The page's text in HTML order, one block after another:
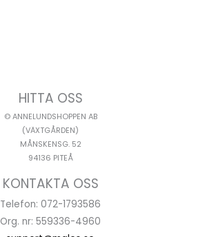
HITTA OSS
© ANNELUNDSHOPPEN AB
(VÄXTGÅRDEN)
MÅNSKENSG. 52
94136 PITEÅ
KONTAKTA OSS
Telefon: 072-1793586
Org. nr: 559336-4960